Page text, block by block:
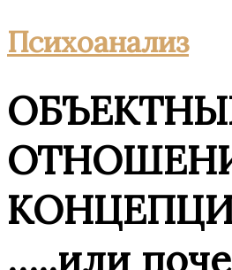
Психоанализ
…..или